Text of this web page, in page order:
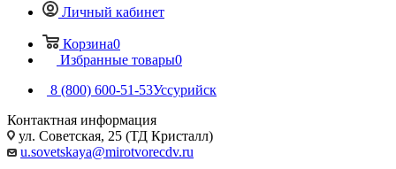
Личный кабинет
Корзина0
Избранные товары0
8 (800) 600-51-53Уссурийск
Контактная информация
ул. Советская, 25 (ТД Кристалл)
u.sovetskaya@mirotvorecdv.ru